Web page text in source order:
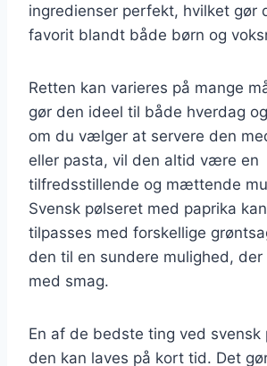
ingredienser perfekt, hvilket gør
favorit blandt både børn og
Retten kan varieres på mange
gør den ideel til både hverdag
om du vælger at servere den
eller pasta, vil den altid være en
tilfredsstillende og mættende
Svensk pølseret med paprika
tilpasses med forskellige
den til en sundere mulighed,
med smag.
En af de bedste ting ved svensk
den kan laves på kort tid. Det